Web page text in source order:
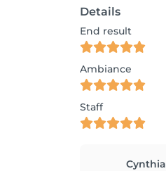
Details
End result
Ambiance
Staff
Cynthia